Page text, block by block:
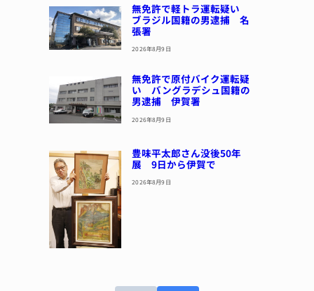
無免許で軽トラ運転疑い
ブラジル国籍の男逮捕 名
張署
2026年8月9日
無免許で原付バイク運転疑
い バングラデシュ国籍の
男逮捕 伊賀署
2026年8月9日
豊味平太郎さん没後50年
展 9日から伊賀で
2026年8月9日